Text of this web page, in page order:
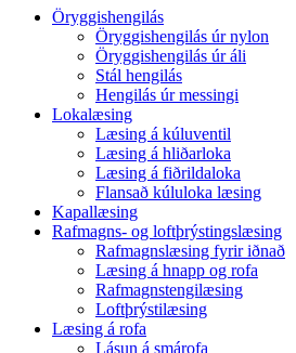
Öryggishengilás
Öryggishengilás úr nylon
Öryggishengilás úr áli
Stál hengilás
Hengilás úr messingi
Lokalæsing
Læsing á kúluventil
Læsing á hliðarloka
Læsing á fiðrildaloka
Flansað kúluloka læsing
Kapallæsing
Rafmagns- og loftþrýstingslæsing
Rafmagnslæsing fyrir iðnað
Læsing á hnapp og rofa
Rafmagnstengilæsing
Loftþrýstilæsing
Læsing á rofa
Lásun á smárofa